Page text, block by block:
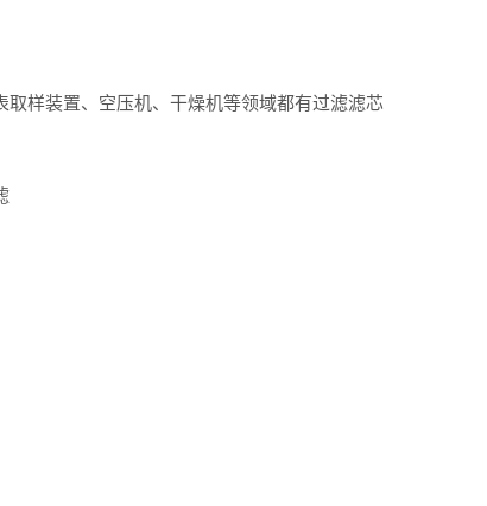
样装置、空压机、干燥机等领域都有过滤滤芯